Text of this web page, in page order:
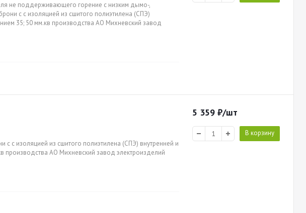
не поддерживающего горение с низким дымо-,
с с изоляцией из сшитого полиэтилена (СПЭ)
35; 50 мм.кв производства АО Михневский завод
с изоляцией из сшитого полиэтилена (СПЭ) внутренней и
производства АО Михневский завод электроизделий
5 359 ₽/шт
В корзину